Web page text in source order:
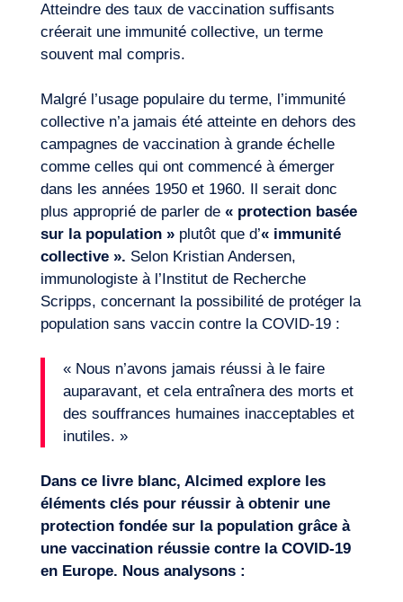
Nous contacter
FR
Atteindre des taux de vaccination suffisants
créerait une immunité collective, un terme
souvent mal compris.
Malgré l’usage populaire du terme, l’immunité
collective n’a jamais été atteinte en dehors des
campagnes de vaccination à grande échelle
comme celles qui ont commencé à émerger
dans les années 1950 et 1960. Il serait donc
plus approprié de parler de « protection basée
sur la population »plutôt que d’« immunité
collective ». Selon Kristian Andersen,
immunologiste à l’Institut de Recherche
Scripps, concernant la possibilité de protéger la
population sans vaccin contre la COVID-19 :
« Nous n’avons jamais réussi à le faire
auparavant, et cela entraînera des morts et
des souffrances humaines inacceptables et
inutiles. »
Dans ce livre blanc, Alcimed explore les
éléments clés pour réussir à obtenir une
protection fondée sur la population grâce à
une vaccination réussie contre la COVID-19
en Europe. Nous analysons :